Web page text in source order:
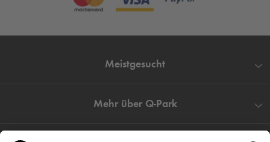
Meistgesucht
Mehr über Q-Park